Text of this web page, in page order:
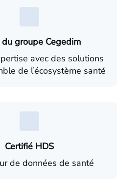
du groupe Cegedim
avec des solutions
de l’écosystème santé
Certifié HDS
de données de santé